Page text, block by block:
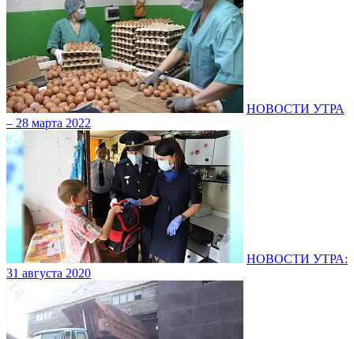
НОВОСТИ УТРА
– 28 марта 2022
НОВОСТИ УТРА:
31 августа 2020